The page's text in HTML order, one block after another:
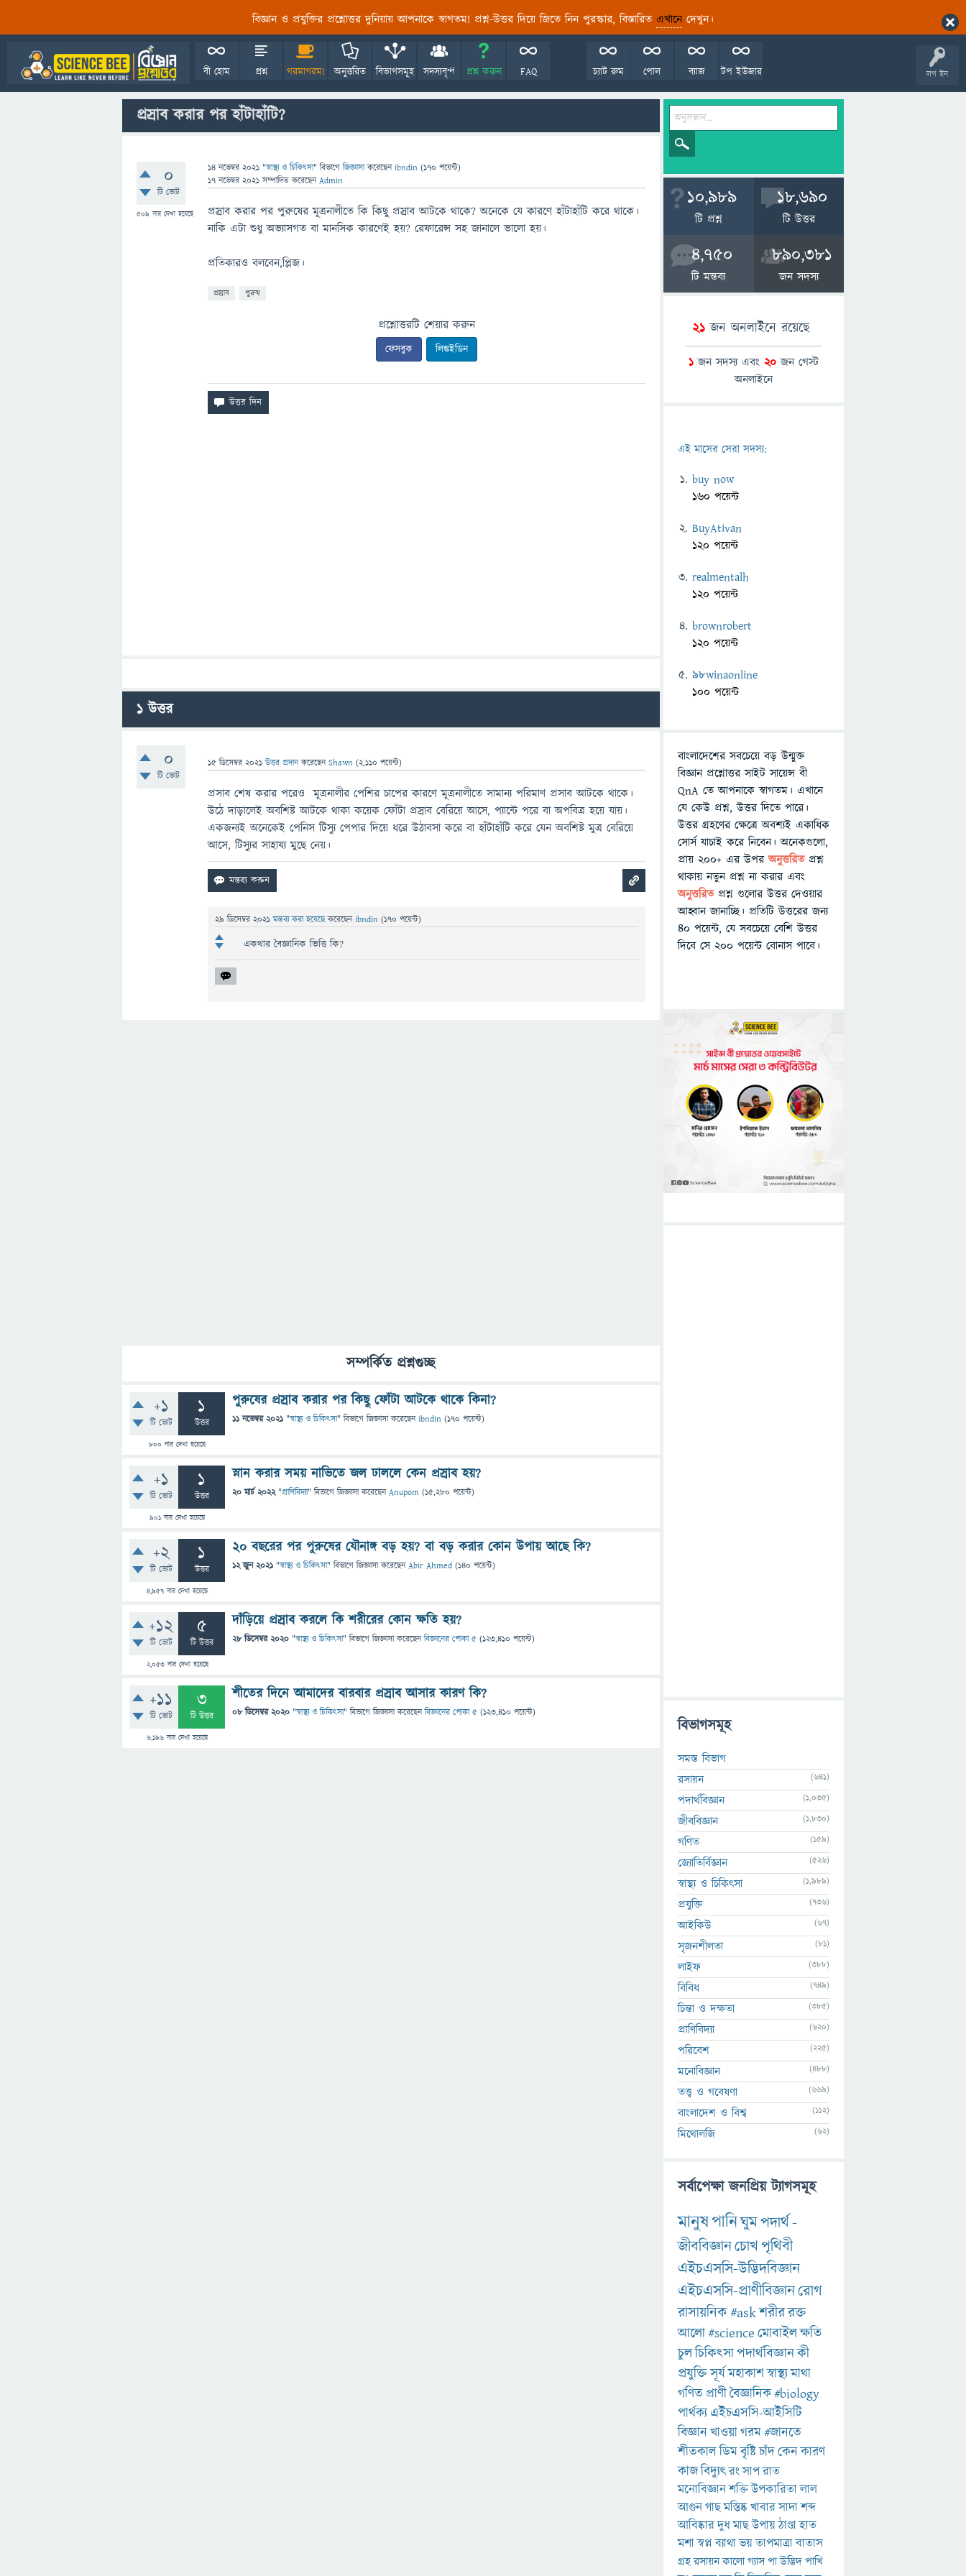
বিজ্ঞান ও প্রযুক্তির প্রশ্নোত্তর দুনিয়ায় আপনাকে স্বাগতম! প্রশ্ন-উত্তর দিয়ে জিতে নিন পুরস্কার, বিস্তারিত এখানেদেখুন।
লগ ইন
বী হোম প্রশ্ন গরমাগরম! অনুত্তরিত বিভাগসমূহ সদস্যবৃন্দ প্রশ্ন করুন FAQ টপ ইউজার
ব্যাজ
পোল
চ্যাট রুম
প্রস্রাব করার পর হাঁটাহাঁটি?
0
টি ভোট
509 বার দেখা হয়েছে
14 নভেম্বর 2021 "স্বাস্থ্য ও চিকিৎসা" বিভাগে জিজ্ঞাসাকরেছেনibndin (170 পয়েন্ট)
17 নভেম্বর 2021 সম্পাদিত করেছেনAdmin
প্রস্রাব করার পর পুরুষের মূত্রনালীতে কি কিছু প্রস্রাব আটকে থাকে? অনেকে যে কারণে হাঁটাহাঁটি করে থাকে।
নাকি এটা শুধু অভ্যাসগত বা মানসিক কারণেই হয়? রেফারেন্স সহ জানালে ভালো হয়।
প্রতিকারও বলবেন,প্লিজ।
প্রস্রাব পুরুষ
প্রশ্নোত্তরটি শেয়ার করুন
ফেসবুক লিঙ্কইডিন
1উত্তর
0
টি ভোট
15 ডিসেম্বর 2021 উত্তর প্রদান করেছেনShawn (2,110 পয়েন্ট)
প্রসাব শেষ করার পরেও মূত্রনালীর পেশির চাপের কারণে মূত্রনালীতে সামান্য পরিমাণ প্রসাব আটকে থাকে।
উঠে দাড়ালেই অবশিষ্ট আটকে থাকা কয়েক ফোঁটা প্রস্রাব বেরিয়ে আসে, প্যান্টে পরে বা অপবিত্র হয়ে যায়।
একজন্যই অনেকেই পেনিস টিস্যু পেপার দিয়ে ধরে উঠাবসা করে বা হাঁটাহাঁটি করে যেন অবশিষ্ট মুত্র বেরিয়ে
আসে, টিস্যুর সাহায্য মুছে নেয়।
29 ডিসেম্বর 2021 মন্তব্য করা হয়েছেকরেছেনibndin (170 পয়েন্ট)
একথার বৈজ্ঞানিক ভিত্তি কি?
সম্পর্কিত প্রশ্নগুচ্ছ
+1
টি ভোট
1
উত্তর
800 বার দেখা হয়েছে
পুরুষের প্রস্রাব করার পর কিছু ফোঁটা আটকে থাকে কিনা?
11 নভেম্বর 2021 "স্বাস্থ্য ও চিকিৎসা" বিভাগে জিজ্ঞাসাকরেছেনibndin (170 পয়েন্ট)
+1
টি ভোট
1
উত্তর
901 বার দেখা হয়েছে
স্নান করার সময় নাভিতে জল ঢাললে কেন প্রস্রাব হয়?
20 মার্চ 2022 "প্রাণিবিদ্যা" বিভাগে জিজ্ঞাসাকরেছেনAnupom (15,280 পয়েন্ট)
+2
টি ভোট
1
উত্তর
4,957 বার দেখা হয়েছে
২০ বছরের পর পুরুষের যৌনাঙ্গ বড় হয়? বা বড় করার কোন উপায় আছে কি?
12 জুন 2021 "স্বাস্থ্য ও চিকিৎসা" বিভাগে জিজ্ঞাসাকরেছেনAbir Ahmed (140 পয়েন্ট)
+12
টি ভোট
5
টি উত্তর
2,053বার দেখা হয়েছে
দাঁড়িয়ে প্রস্রাব করলে কি শরীরের কোন ক্ষতি হয়?
28 ডিসেম্বর 2020 "স্বাস্থ্য ও চিকিৎসা" বিভাগে জিজ্ঞাসাকরেছেনবিজ্ঞানের পোকা ৫ (123,410 পয়েন্ট)
+11
টি ভোট
3
টি উত্তর
6,196 বার দেখা হয়েছে
শীতের দিনে আমাদের বারবার প্রস্রাব আসার কারণ কি?
08 ডিসেম্বর 2020 "স্বাস্থ্য ও চিকিৎসা" বিভাগে জিজ্ঞাসাকরেছেনবিজ্ঞানের পোকা ৫ (123,410 পয়েন্ট)
10,989
টি প্রশ্ন
18,690
টি উত্তর
4,750
টি মন্তব্য
890,381
জন সদস্য
21জন অনলাইনে রয়েছে
1 জন সদস্য এবং 20 জন গেস্ট
অনলাইনে
এই মাসের সেরা সদস্য:
buy now
160 পয়েন্ট
BuyAtivan
120 পয়েন্ট
realmentalh
120 পয়েন্ট
brownrobert
120 পয়েন্ট
98winaonline
100 পয়েন্ট
বাংলাদেশের সবচেয়ে বড় উন্মুক্ত
বিজ্ঞান প্রশ্নোত্তর সাইট সায়েন্স বী
QnA তে আপনাকে স্বাগতম। এখানে
যে কেউ প্রশ্ন, উত্তর দিতে পারে।
উত্তর গ্রহণের ক্ষেত্রে অবশ্যই একাধিক
সোর্স যাচাই করে নিবেন। অনেকগুলো,
প্রায় ২০০+ এর উপরঅনুত্তরিতপ্রশ্ন
থাকায় নতুন প্রশ্ন না করার এবং
অনুত্তরিত প্রশ্ন গুলোর উত্তর দেওয়ার
আহ্বান জানাচ্ছি। প্রতিটি উত্তরের জন্য
৪০ পয়েন্ট, যে সবচেয়ে বেশি উত্তর
দিবে সে ২০০ পয়েন্ট বোনাস পাবে।
বিভাগসমূহ
সমস্ত বিভাগ
রসায়ন
(641)
পদার্থবিজ্ঞান (1,035)
জীববিজ্ঞান (1,830)
গণিত (159)
জ্যোতির্বিজ্ঞান (526)
স্বাস্থ্য ও চিকিৎসা (1,989)
প্রযুক্তি (736)
আইকিউ (67)
সৃজনশীলতা (81)
লাইফ (388)
বিবিধ (749)
চিন্তা ও দক্ষতা (385)
প্রাণিবিদ্যা (620)
পরিবেশ (225)
মনোবিজ্ঞান (488)
তত্ত্ব ও গবেষণা (669)
বাংলাদেশ ও বিশ্ব (112)
মিথোলজি (62)
সর্বাপেক্ষা জনপ্রিয় ট্যাগসমূহ
মানুষপানিঘুমপদার্থ-
জীববিজ্ঞানচোখপৃথিবী
এইচএসসি-উদ্ভিদবিজ্ঞান
এইচএসসি-প্রাণীবিজ্ঞানরোগ
রাসায়নিক#askশরীররক্ত
আলো#scienceমোবাইলক্ষতি
চুলচিকিৎসাপদার্থবিজ্ঞানকী
প্রযুক্তিসূর্যমহাকাশস্বাস্থ্যমাথা
গণিত প্রাণীবৈজ্ঞানিক#biology
পার্থক্য এইচএসসি-আইসিটি
বিজ্ঞানখাওয়াগরম#জানতে
শীতকালডিমবৃষ্টিচাঁদকেনকারণ
কাজবিদ্যুৎরংসাপরাত
মনোবিজ্ঞানশক্তিউপকারিতালাল
আগুনগাছমস্তিষ্কখাবারসাদাশব্দ
আবিষ্কারদুধমাছউপায়ঠাণ্ডাহাত
মশাস্বপ্নব্যাথাভয়তাপমাত্রাবাতাস
গ্রহরসায়নকালোগ্যাসপাউদ্ভিদপাখি